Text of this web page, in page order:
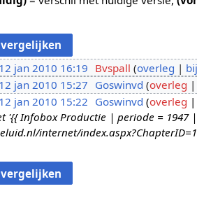
12 jan 2010 16:19 Bvspall overleg
12 jan 2010 15:27 Goswinvd overleg
12 jan 2010 15:22 Goswinvd overleg
'{{ Infobox Productie | periode = 1947
internet/